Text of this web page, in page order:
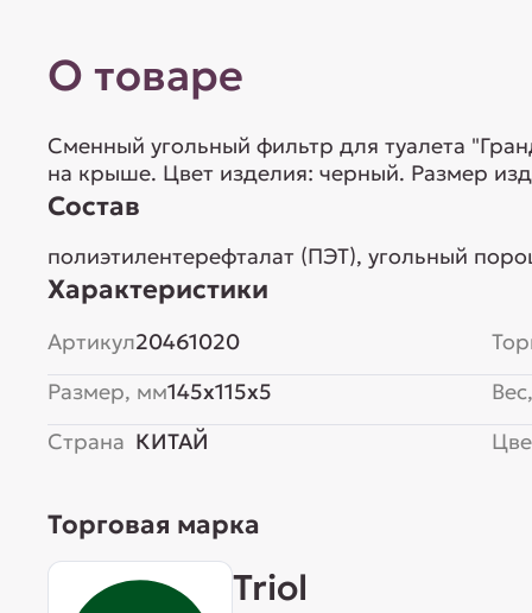
О товаре
Сменный угольный фильтр для туалета
на крыше. Цвет изделия: черный. Размер
Состав
полиэтилентерефталат (ПЭТ), угольный
Характеристики
Артикул20461020
Размер, мм145x115x5
Страна КИТАЙ
Торговая марка
Triol